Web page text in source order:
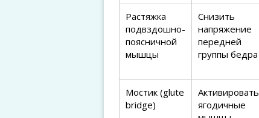
Растяжка
подвздошно-
поясничной
мышцы
Снизить
напряжение
передней
группы бедра
Мостик (glute
bridge)
Активировать
ягодичные